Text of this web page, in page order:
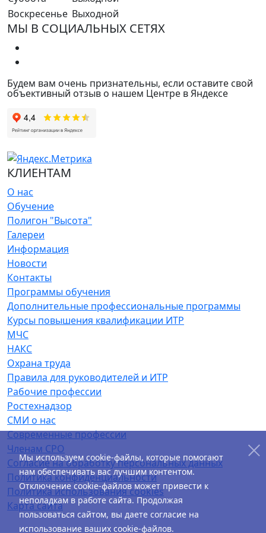
Воскресенье Выходной
МЫ В СОЦИАЛЬНЫХ СЕТЯХ
Будем вам очень признательны, если оставите свой
объективный отзыв о нашем Центре в Яндексе
КЛИЕНТАМ
О нас
Обучение
Полигон "Высота"
Галереи
Информация
Новости
Контакты
Программы обучения
Дополнительные профессиональные программы
Курсы повышения квалификации ИТР
МЧС
НАКС
Охрана труда
Правила для руководителей и ИТР
Рабочие профессии
Ростехнадзор
СМИ о нас
Современные профессии
Членам СРО
Согласие на обработку персональных данных
Политика конфиденциальности
Политика использования cookies
Карта сайта
Мы используем cookie-файлы, которые помогают
нам обеспечивать вас лучшим контентом.
Отключение cookie-файлов может привести к
неполадкам в работе сайта. Продолжая
пользоваться сайтом, вы даете согласие на
использование ваших cookie-файлов.